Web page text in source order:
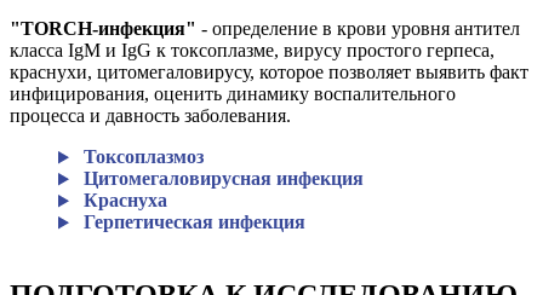
"TORCH-инфекция" - определение в крови уровня антител
класса IgM и IgG к токсоплазме, вирусу простого герпеса,
краснухи, цитомегаловирусу, которое позволяет выявить факт
инфицирования, оценить динамику воспалительного
процесса и давность заболевания.
Токсоплазмоз
Цитомегаловирусная инфекция
Краснуха
Герпетическая инфекция